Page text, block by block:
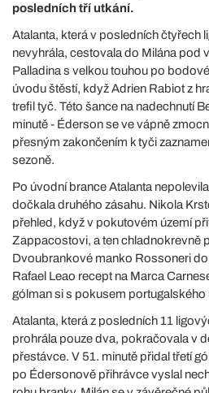
posledních tří utkání.
Atalanta, která v posledních čtyřech
nevyhrála, cestovala do Milána pod
Palladina s velkou touhou po
úvodu štěstí, když Adrien Rabiot z
trefil tyč. Této šance na nadechnutí
minutě - Éderson se ve vápně
přesným zakončením k tyči
sezoně.
Po úvodní brance Atalanta
dočkala druhého zásahu. Nikola
přehled, když v pokutovém území
Zappacostovi, a ten chladnokrevně
Dvoubrankové manko Rossoneri
Rafael Leao recept na Marca
gólman si s pokusem portugalského
Atalanta, která z posledních 11
prohrála pouze dva, pokračovala v
přestávce. V 51. minutě přidal třetí
po Édersonově přihrávce vyslal